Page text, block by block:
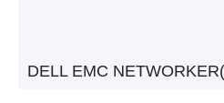
DELL EMC